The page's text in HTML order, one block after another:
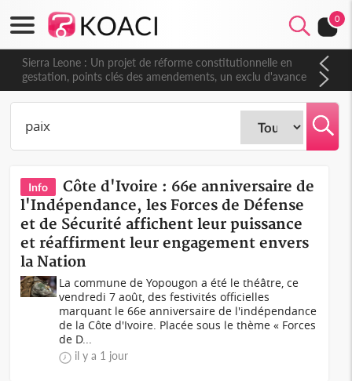
0
Sierra Leone : Un projet de réforme constitutionnelle en
gestation, points clés des amendements, un exclu d'avance
Info
Côte d'Ivoire : 66e anniversaire de
l'Indépendance, les Forces de Défense
et de Sécurité affichent leur puissance
et réaffirment leur engagement envers
la Nation
La commune de Yopougon a été le théâtre, ce
vendredi 7 août, des festivités officielles
marquant le 66e anniversaire de l'indépendance
de la Côte d'Ivoire. Placée sous le thème « Forces
de D...
il y a 1 jour